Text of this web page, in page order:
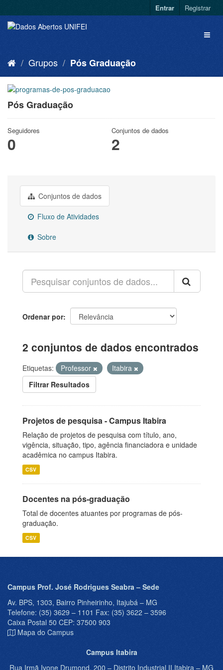
Entrar Registrar
Grupos Pós Graduação
Pós Graduação
Seguidores
0
Conjuntos de dados
2
Conjuntos de dados
Fluxo de Atividades
Sobre
Ordenar por
2 conjuntos de dados encontrados
Etiquetas: Professor
Itabira
Filtrar Resultados
Projetos de pesquisa - Campus Itabira
Relação de projetos de pesquisa com título, ano,
vigência, situação, tipo, agência financiadora e unidade
acadêmica no campus Itabira.
CSV
Docentes na pós-graduação
Total de docentes atuantes por programas de pós-
graduação.
CSV
Campus Prof. José Rodrigues Seabra – Sede
Av. BPS, 1303, Bairro Pinheirinho, Itajubá – MG
Telefone: (35) 3629 – 1101 Fax: (35) 3622 – 3596
Caixa Postal 50 CEP: 37500 903
Mapa do Campus
Campus Itabira
Rua Irmã Ivone Drumond, 200 – Distrito Industrial II,Itabira – MG